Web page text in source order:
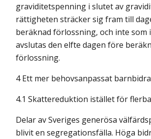
graviditetspenning i slutet av
rättigheten sträcker sig fram till
beräknad för­lossning, och inte som
avslutas den elfte dagen före
förlossning.
4 Ett mer behovsanpassat
4.1 Skattereduktion istället för
Delar av Sveriges generösa
blivit en segregationsfälla. Höga